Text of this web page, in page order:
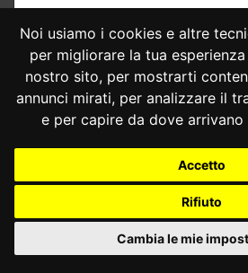
Noi usiamo i cookies e altre
per migliorare la tua
nostro sito, per mostrarti
annunci mirati, per analizzare il
e per capire da dove
Accetto
Rifiuto
Cambia le mie
il vincolo a istituire organi
di controllo di gestione,
che la competenza
ordinamento degli uffici deve
dalla Regione "in armonia con"
conseguenza, la previsione di
interno, da parte della legge n.
risulta invasiva delle
Sarebbe, infine,
l'Avvocatura, la questione